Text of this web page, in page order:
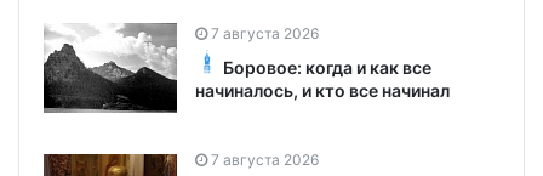
7 августа 2026
Боровое: когда и как все
начиналось, и кто все начинал
7 августа 2026